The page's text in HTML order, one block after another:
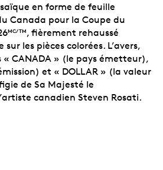
en forme de feuille
Canada pour la Coupe du
MC/TM, fièrement rehaussé
les pièces colorées. L’avers,
« CANADA » (le pays émetteur),
et « DOLLAR » (la valeur
de Sa Majesté le
canadien Steven Rosati.